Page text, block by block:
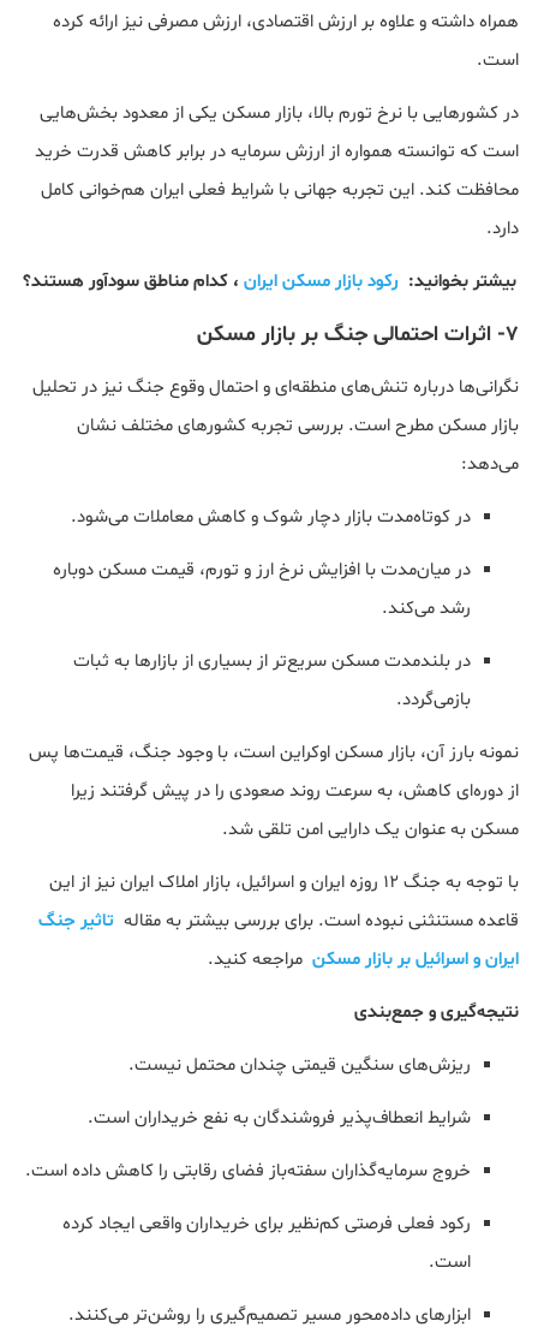
همراه داشته و علاوه بر ارزش اقتصادی، ارزش مصرفی نیز ارائه کرده
است.
در کشورهایی با نرخ تورم بالا، بازار مسکن یکی از معدود بخش‌هایی
است که توانسته همواره از ارزش سرمایه در برابر کاهش قدرت خرید
محافظت کند. این تجربه جهانی با شرایط فعلی ایران هم‌خوانی کامل
دارد.
بیشتر بخوانید: رکود بازار مسکن ایران ، کدام مناطق سودآور هستند؟
7- اثرات احتمالی جنگ بر بازار مسکن
نگرانی‌ها درباره تنش‌های منطقه‌ای و احتمال وقوع جنگ نیز در تحلیل
بازار مسکن مطرح است. بررسی تجربه کشورهای مختلف نشان
می‌دهد:
در کوتاه‌مدت بازار دچار شوک و کاهش معاملات می‌شود.
در میان‌مدت با افزایش نرخ ارز و تورم، قیمت مسکن دوباره
رشد می‌کند.
در بلندمدت مسکن سریع‌تر از بسیاری از بازارها به ثبات
بازمی‌گردد.
نمونه بارز آن، بازار مسکن اوکراین است، با وجود جنگ، قیمت‌ها پس
از دوره‌ای کاهش، به سرعت روند صعودی را در پیش گرفتند زیرا
مسکن به عنوان یک دارایی امن تلقی شد.
با توجه به جنگ 12 روزه ایران و اسرائیل، بازار املاک ایران نیز از این
قاعده مستنثنی نبوده است. برای بررسی بیشتر به مقاله تاثیر جنگ
ایران و اسرائیل بر بازار مسکن مراجعه کنید.
نتیجه‌گیری و جمع‌بندی
ریزش‌های سنگین قیمتی چندان محتمل نیست.
شرایط انعطاف‌پذیر فروشندگان به نفع خریداران است.
خروج سرمایه‌گذاران سفته‌باز فضای رقابتی را کاهش داده است.
رکود فعلی فرصتی کم‌نظیر برای خریداران واقعی ایجاد کرده
است.
ابزارهای داده‌محور مسیر تصمیم‌گیری را روشن‌تر می‌کنند.